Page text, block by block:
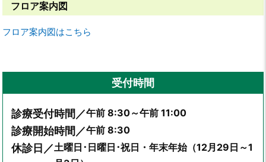
フロア案内図
フロア案内図はこちら
受付時間
診療受付時間／午前 8:30～午前 11:00
診療開始時間／午前 8:30
休診日／土曜日･日曜日･祝日・年末年始（12月29日～1